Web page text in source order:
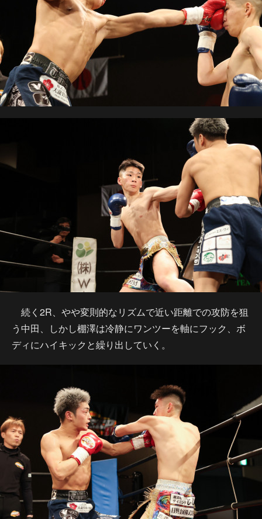
続く2R、やや変則的なリズムで近い距離での攻防を狙
う中田、しかし棚澤は冷静にワンツーを軸にフック、ボ
ディにハイキックと繰り出していく。